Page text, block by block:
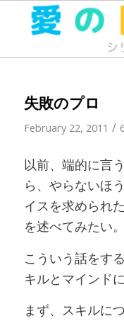
失敗のプロ
February 22, 2011 /
以前、端的に言
ら、やらないほ
イスを求められ
を述べてみたい。
こういう話をす
キルとマインド
まず、スキルに